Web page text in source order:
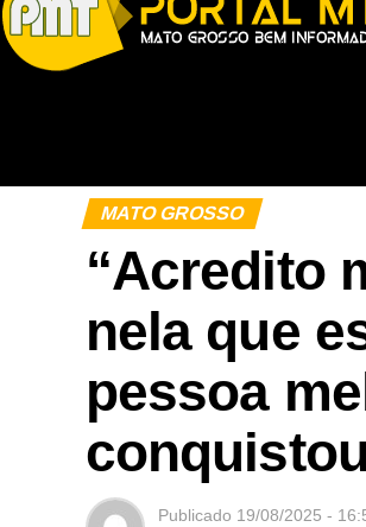
MATO GROSSO
“Acredito
nela que
pessoa
Publicado 19/08/2025 -